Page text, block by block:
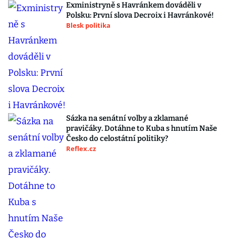
Exministryně s Havránkem dováděli v
Polsku: První slova Decroix i Havránkové!
Blesk politika
Sázka na senátní volby a zklamané
pravičáky. Dotáhne to Kuba s hnutím Naše
Česko do celostátní politiky?
Reflex.cz